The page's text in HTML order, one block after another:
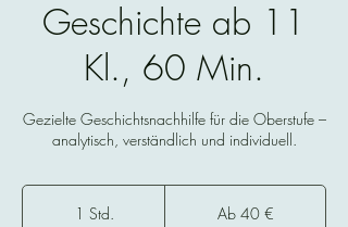
Geschichte ab 11
Kl., 60 Min.
Gezielte Geschichtsnachhilfe für die Oberstufe –
analytisch, verständlich und individuell.
1 Std. Ab 40 €